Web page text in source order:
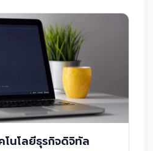
นโลยีธุรกิจดิจิทัล